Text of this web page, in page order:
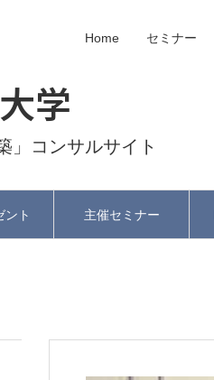
学
」コンサルサイト
ント 主催セミナー
Home セミナー